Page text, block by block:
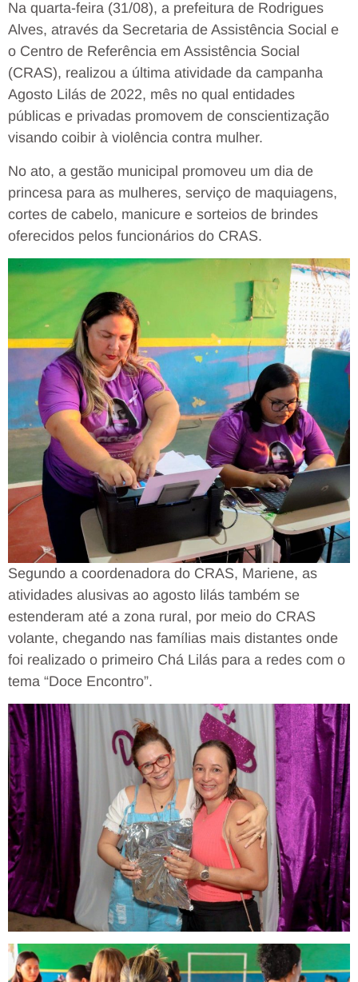
Na quarta-feira (31/08), a prefeitura de Rodrigues
Alves, através da Secretaria de Assistência Social e
o Centro de Referência em Assistência Social
(CRAS), realizou a última atividade da campanha
Agosto Lilás de 2022, mês no qual entidades
públicas e privadas promovem de conscientização
visando coibir à violência contra mulher.
No ato, a gestão municipal promoveu um dia de
princesa para as mulheres, serviço de maquiagens,
cortes de cabelo, manicure e sorteios de brindes
oferecidos pelos funcionários do CRAS.
Segundo a coordenadora do CRAS, Mariene, as
atividades alusivas ao agosto lilás também se
estenderam até a zona rural, por meio do CRAS
volante, chegando nas famílias mais distantes onde
foi realizado o primeiro Chá Lilás para a redes com o
tema “Doce Encontro”.